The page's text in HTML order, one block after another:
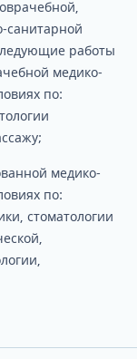
санитарной
работы
медико-
по:
медико-
по:
стоматологии